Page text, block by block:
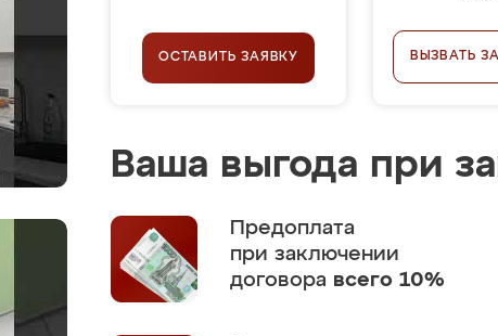
ОСТАВИТЬ ЗАЯВКУ ВЫЗВАТЬ
Ваша выгода при
Предоплата
при заключении
договора всего 10%